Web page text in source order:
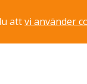
attvi använder